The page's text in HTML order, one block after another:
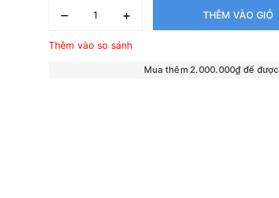
– + THÊM VÀO GIỎ
Thêm vào so sánh
Mua thêm 2.000.000₫ để được